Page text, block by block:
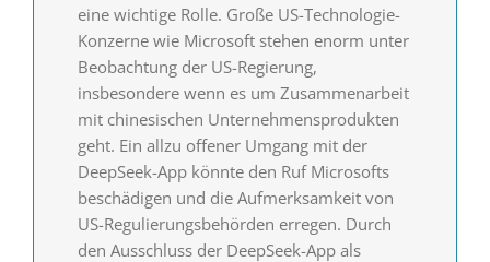
eine wichtige Rolle. Große US-Technologie-
Konzerne wie Microsoft stehen enorm unter
Beobachtung der US-Regierung,
insbesondere wenn es um Zusammenarbeit
mit chinesischen Unternehmensprodukten
geht. Ein allzu offener Umgang mit der
DeepSeek-App könnte den Ruf Microsofts
beschädigen und die Aufmerksamkeit von
US-Regulierungsbehörden erregen. Durch
den Ausschluss der DeepSeek-App als